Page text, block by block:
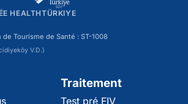
HEALTHTÜRKIYE
Tourisme de Santé : ST-1008
V.D.)
Traitement
Test pré FIV